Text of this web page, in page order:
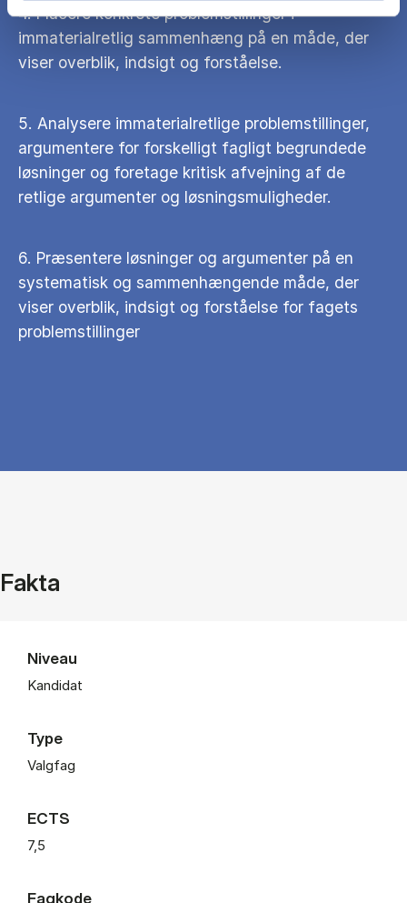
4. Placere konkrete problemstillinger i
immaterialretlig sammenhæng på en måde, der
viser overblik, indsigt og forståelse.
5. Analysere immaterialretlige problemstillinger,
argumentere for forskelligt fagligt begrundede
løsninger og foretage kritisk afvejning af de
retlige argumenter og løsningsmuligheder.
6. Præsentere løsninger og argumenter på en
systematisk og sammenhængende måde, der
viser overblik, indsigt og forståelse for fagets
problemstillinger
Fakta
Niveau
Kandidat
Type
Valgfag
ECTS
7,5
Fagkode